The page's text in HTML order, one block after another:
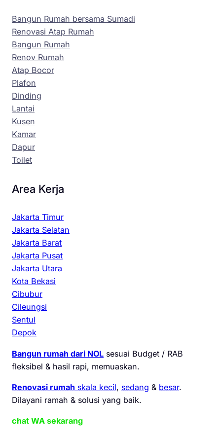
Bangun Rumah bersama Sumadi
Renovasi Atap Rumah
Bangun Rumah
Renov Rumah
Atap Bocor
Plafon
Dinding
Lantai
Kusen
Kamar
Dapur
Toilet
Area Kerja
Jakarta Timur
Jakarta Selatan
Jakarta Barat
Jakarta Pusat
Jakarta Utara
Kota Bekasi
Cibubur
Cileungsi
Sentul
Depok
Bangun rumah dari NOL sesuai Budget / RAB
fleksibel & hasil rapi, memuaskan.
Renovasi rumah skala kecil, sedang & besar.
Dilayani ramah & solusi yang baik.
chat WA sekarang